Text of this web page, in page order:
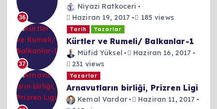
36
Niyazi Ratkoceri
Haziran 19, 2017
185 views
37
Tarih Yazarlar
Kürtler ve Rumeli/ Balkanlar-1
Müfid Yüksel
Haziran 16, 2017
231 views
Yazarlar
Arnavutların birliği, Prizren Ligi
Kemal Vardar
Haziran 11, 2017